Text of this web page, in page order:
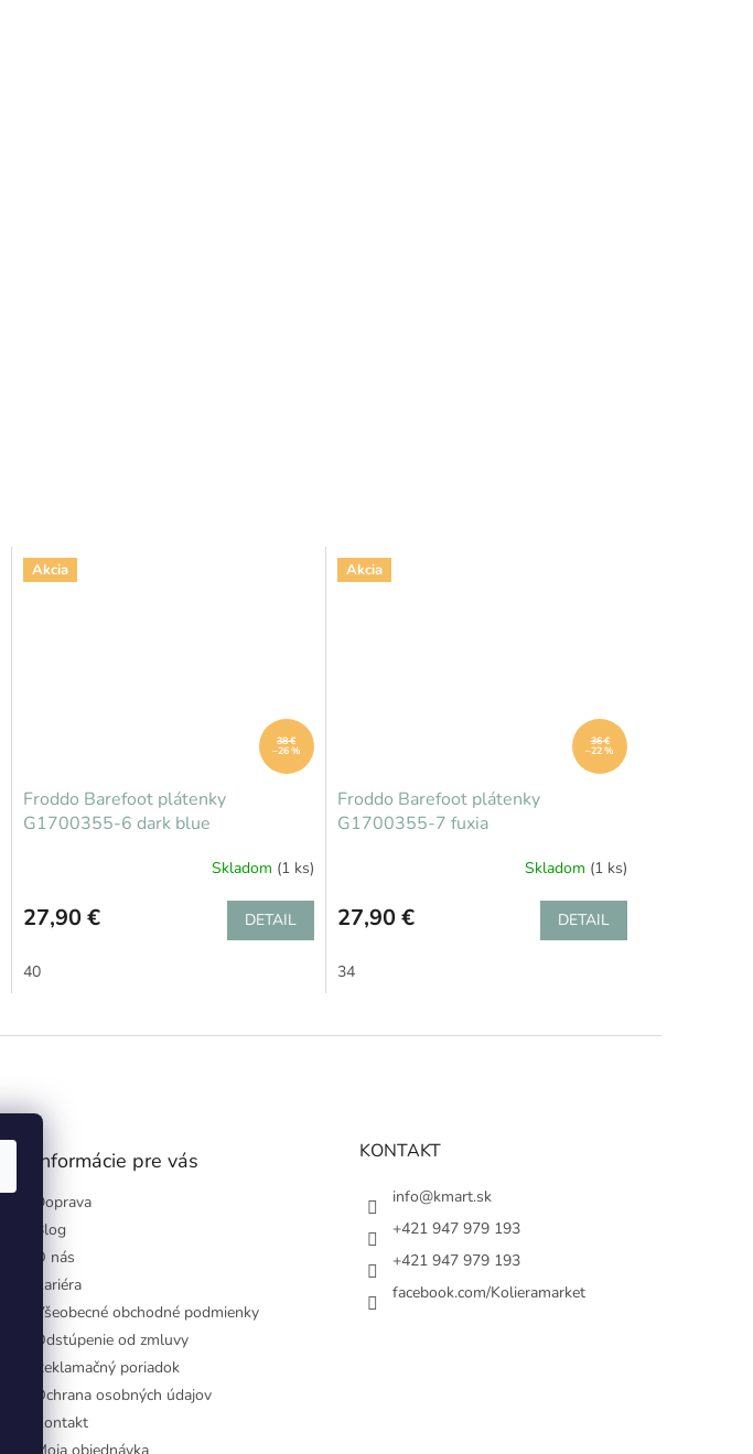
Akcia
38 €
–26 %
Froddo Barefoot plátenky
G1700355-6 dark blue
Skladom (1 ks)
27,90 € DETAIL
40
Akcia
36 €
–22 %
Froddo Barefoot plátenky
G1700355-7 fuxia
Skladom (1 ks)
27,90 € DETAIL
34
Informácie pre vás
Doprava
Blog
O nás
Kariéra
Všeobecné obchodné podmienky
Odstúpenie od zmluvy
Reklamačný poriadok
Ochrana osobných údajov
Kontakt
KONTAKT
info@kmart.sk
+421 947 979 193
+421 947 979 193
facebook.com/Kolieramarket